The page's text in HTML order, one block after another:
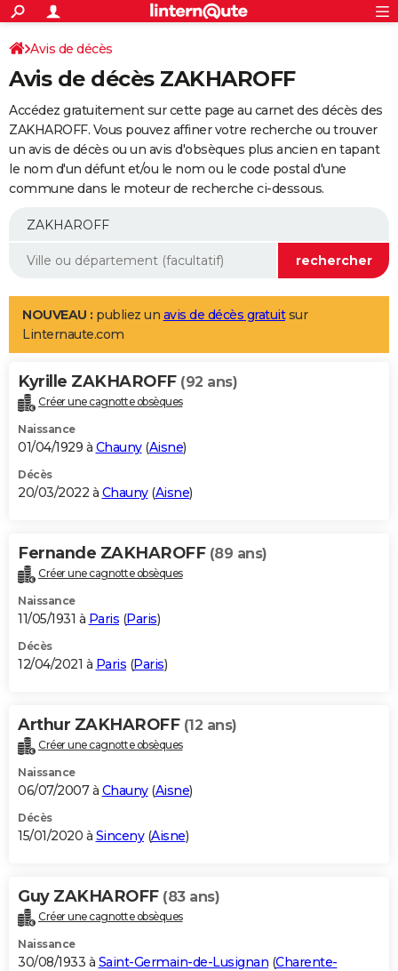
ACTUALITÉS
Politique
Société
Faits Divers
Education
Monde
Villes
+
SPORT
Coupe du monde 2026
Football
Tennis
Cyclisme
Rugby
Forum
Programme TV
TNT
Streaming
Cinéma
Sorties cinéma
Musique
+FINANCE
Impôts
Immobilier
Risques naturels par ville
Banque
Assurance
Crédit
AUTO
Essais
Réserver un essai
Citadines
Berlines
SUV
Forum auto
+
Mobiles
Meilleur smartphone
Internet
Ordinateurs
Jeux vidéo
Guide high-tech
Aménagement intérieur
LIFESTYLE
Art de vivre
Bien-être
Loisirs
Mode
Modes de vie
Alimentation
Guide de la santé
Maladies
Médicaments
Sommeil
VOYAGE
Destinations
City break
Voyage nature
Voyage de noces
Forum
Climat
+PHOTO
GUIDES D'ACHAT
BONS PLANS
Carte de Noël
Carte Bonne année
Carte Saint-Valentin
Carte Pâques
Carte d'anniversaire
DICTIONNAIRE
Dictionnaire
Biographies
Citations
Expressions
Proverbes
PROGRAMME TV
S'inscrire
Se connecter
Lycées
Collèges
Primaires
Universités
Entreprises
Service militaire
Avis de recherche
AVIS DE DÉCÈS
Bricolage
Lifestyle
Culture
Sport
Auto
Television
Voyage
Cinema
Avis de décès
Avis de décès ZAKHAROFF
Accédez gratuitement sur cette page au carnet des décès des
ZAKHAROFF. Vous pouvez affiner votre recherche ou trouver
un avis de décès ou un avis d'obsèques plus ancien en tapant
le nom d'un défunt et/ou le nom ou le code postal d'une
commune dans le moteur de recherche ci-dessous.
NOUVEAU : publiez un avis de décès gratuitsur
Linternaute.com
Kyrille ZAKHAROFF (92 ans)
Créer une cagnotte obsèques
Naissance
01/04/1929 à Chauny(Aisne)
Décès
20/03/2022 à Chauny(Aisne)
Fernande ZAKHAROFF (89 ans)
Créer une cagnotte obsèques
Naissance
11/05/1931 à Paris (Paris)
Décès
12/04/2021 à Paris (Paris)
Arthur ZAKHAROFF (12 ans)
Créer une cagnotte obsèques
Naissance
06/07/2007 à Chauny(Aisne)
Décès
15/01/2020 à Sinceny(Aisne)
Guy ZAKHAROFF (83 ans)
Créer une cagnotte obsèques
Naissance
30/08/1933 à Saint-Germain-de-Lusignan (Charente-